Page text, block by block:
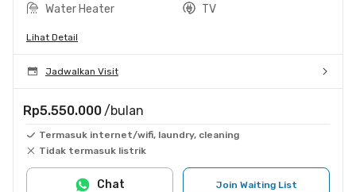
Water Heater
TV
Lihat Detail
Jadwalkan Visit
Rp5.550.000 /bulan
Termasuk internet/wifi, laundry, cleaning
Tidak termasuk listrik
Join Waiting List
Chat